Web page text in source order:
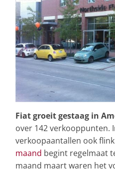
Fiat groeit gestaag in
over 142 verkooppunten.
verkoopaantallen ook
maand begint regelmaat
maand maart waren het